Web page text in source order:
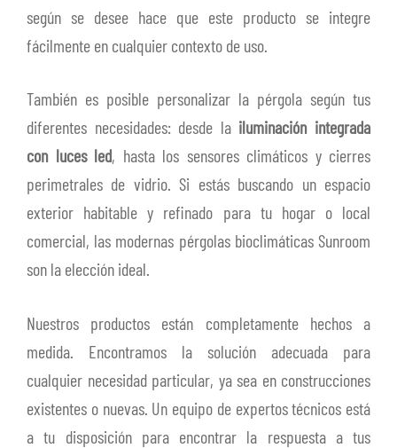
según se desee hace que este producto se integre
fácilmente en cualquier contexto de uso.
También es posible personalizar la pérgola según tus
diferentes necesidades: desde la iluminación integrada
con luces led, hasta los sensores climáticos y cierres
perimetrales de vidrio. Si estás buscando un espacio
exterior habitable y refinado para tu hogar o local
comercial, las modernas pérgolas bioclimáticas Sunroom
son la elección ideal.
Nuestros productos están completamente hechos a
medida. Encontramos la solución adecuada para
cualquier necesidad particular, ya sea en construcciones
existentes o nuevas. Un equipo de expertos técnicos está
a tu disposición para encontrar la respuesta a tus